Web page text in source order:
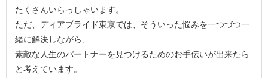
たくさんいらっしゃいます。
ただ、ディアブライド東京では、そういった悩みを一つづつ一
緒に解決しながら、
素敵な人生のパートナーを見つけるためのお手伝いが出来たら
と考えています。